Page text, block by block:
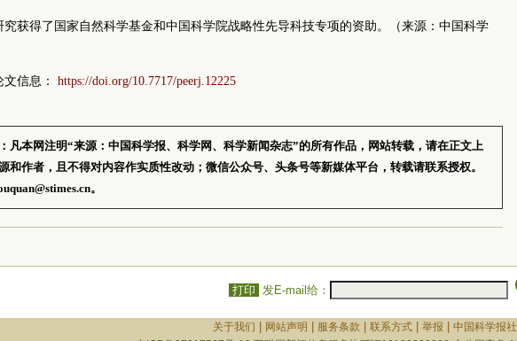
究获得了国家自然科学基金和中国科学院战略性先导科技专项的资助。（来源：中国科学
文信息： https://doi.org/10.7717/peerj.12225
凡本网注明“来源：中国科学报、科学网、科学新闻杂志”的所有作品，网站转载，请在正文上
和作者，且不得对内容作实质性改动；微信公众号、头条号等新媒体平台，转载请联系授权。
。
打印 发E-mail给：
关于我们 网站声明 服务条款 联系方式| 举报
中国科学报社